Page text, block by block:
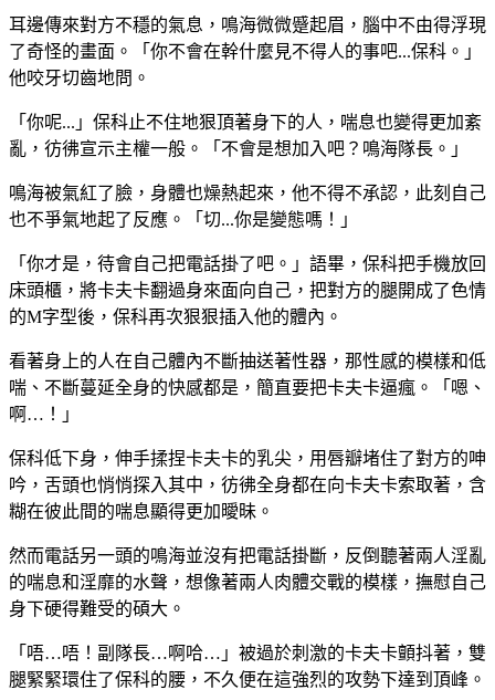
耳邊傳來對方不穩的氣息，鳴海微微蹙起眉，腦中不由得浮現
了奇怪的畫面。「你不會在幹什麼見不得人的事吧...保科。」
他咬牙切齒地問。
「你呢...」保科止不住地狠頂著身下的人，喘息也變得更加紊
亂，彷彿宣示主權一般。「不會是想加入吧？鳴海隊長。」
鳴海被氣紅了臉，身體也燥熱起來，他不得不承認，此刻自己
也不爭氣地起了反應。「切...你是變態嗎！」
「你才是，待會自己把電話掛了吧。」語畢，保科把手機放回
床頭櫃，將卡夫卡翻過身來面向自己，把對方的腿開成了色情
的M字型後，保科再次狠狠插入他的體內。
看著身上的人在自己體內不斷抽送著性器，那性感的模樣和低
喘、不斷蔓延全身的快感都是，簡直要把卡夫卡逼瘋。「嗯、
啊…！」
保科低下身，伸手揉捏卡夫卡的乳尖，用唇瓣堵住了對方的呻
吟，舌頭也悄悄探入其中，彷彿全身都在向卡夫卡索取著，含
糊在彼此間的喘息顯得更加曖昧。
然而電話另一頭的鳴海並沒有把電話掛斷，反倒聽著兩人淫亂
的喘息和淫靡的水聲，想像著兩人肉體交戰的模樣，撫慰自己
身下硬得難受的碩大。
「唔…唔！副隊長…啊哈…」被過於刺激的卡夫卡顫抖著，雙
腿緊緊環住了保科的腰，不久便在這強烈的攻勢下達到頂峰。